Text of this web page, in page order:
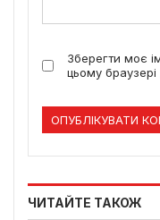
Зберегти моє
цьому
ЧИТАЙТЕ ТАКОЖ